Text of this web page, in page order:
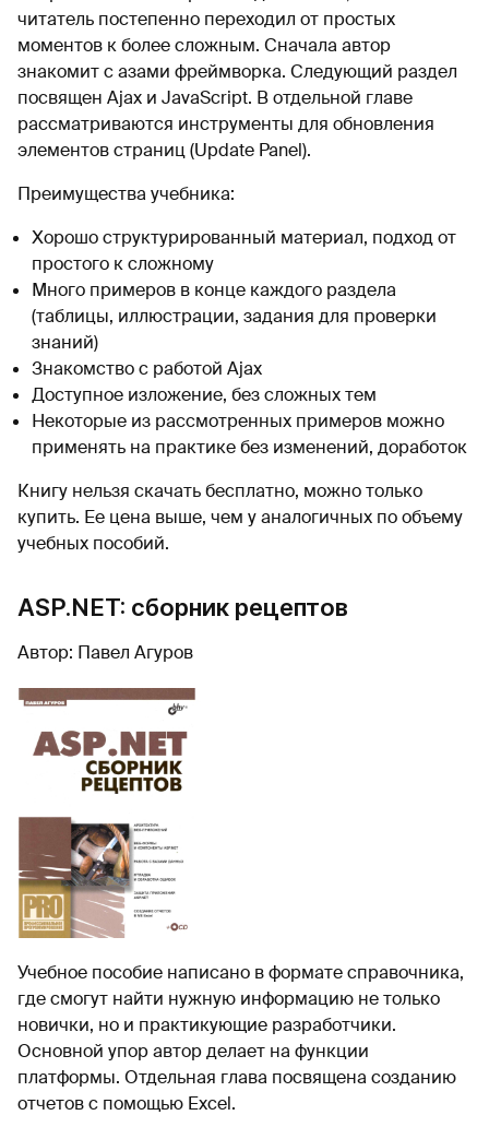
читатель постепенно переходил от простых
моментов к более сложным. Сначала автор
знакомит с азами фреймворка. Следующий раздел
посвящен Ajax и JavaScript. В отдельной главе
рассматриваются инструменты для обновления
элементов страниц (Update Panel).
Преимущества учебника:
Хорошо структурированный материал, подход от
простого к сложному
Много примеров в конце каждого раздела
(таблицы, иллюстрации, задания для проверки
знаний)
Знакомство с работой Ajax
Доступное изложение, без сложных тем
Некоторые из рассмотренных примеров можно
применять на практике без изменений, доработок
Книгу нельзя скачать бесплатно, можно только
купить. Ее цена выше, чем у аналогичных по объему
учебных пособий.
ASP.NET: сборник рецептов
Автор: Павел Агуров
Учебное пособие написано в формате справочника,
где смогут найти нужную информацию не только
новички, но и практикующие разработчики.
Основной упор автор делает на функции
платформы. Отдельная глава посвящена созданию
отчетов с помощью Excel.